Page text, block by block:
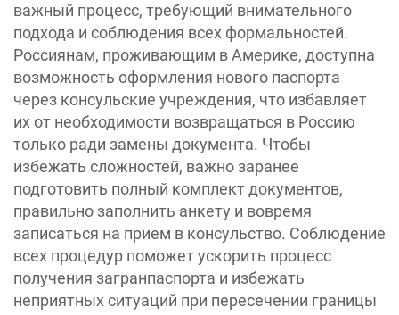
важный процесс, требующий внимательного
подхода и соблюдения всех формальностей.
Россиянам, проживающим в Америке, доступна
возможность оформления нового паспорта
через консульские учреждения, что избавляет
их от необходимости возвращаться в Россию
только ради замены документа. Чтобы
избежать сложностей, важно заранее
подготовить полный комплект документов,
правильно заполнить анкету и вовремя
записаться на прием в консульство. Соблюдение
всех процедур поможет ускорить процесс
получения загранпаспорта и избежать
неприятных ситуаций при пересечении границы